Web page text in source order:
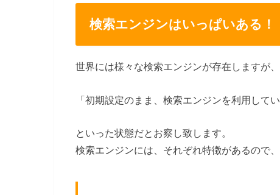
検索エンジンはいっぱいある！
世界には様々な検索エンジンが存在しますが
「初期設定のまま、検索エンジンを利用してい
といった状態だとお察し致します。
検索エンジンには、それぞれ特徴があるので